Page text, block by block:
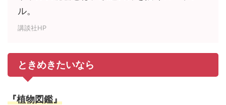
ル。
講談社HP
ときめきたいなら
『植物図鑑』